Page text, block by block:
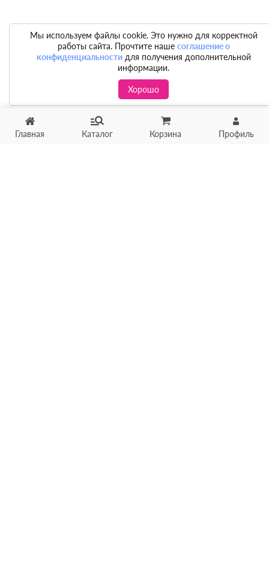
Главная Каталог Корзина Профиль
Мы используем файлы cookie. Это нужно для корректной
работы сайта. Прочтите наше соглашение о
конфиденциальностидля получения дополнительной
информации.
Хорошо